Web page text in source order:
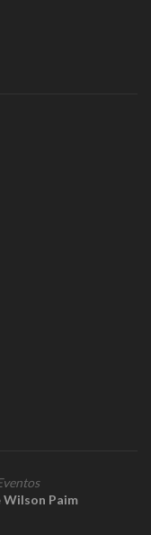
Wilson Paim